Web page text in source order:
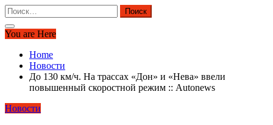
Найти:
You are Here
Home
Новости
До 130 км/ч. На трассах «Дон» и «Нева» ввели
повышенный скоростной режим :: Autonews
Новости